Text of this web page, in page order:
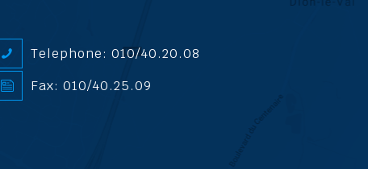
Telephone: 010/40.20.08
Fax: 010/40.25.09